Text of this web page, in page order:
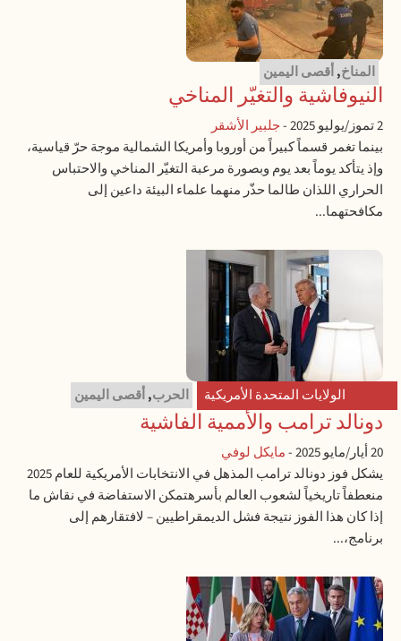
المناخ,أقصى اليمين
النيوفاشية والتغيّر المناخي
2 تموز/يوليو 2025 -جلبير الأشقر
بينما تغمر قسماً كبيراً من أوروبا وأمريكا الشمالية موجة حرّ قياسية،
وإذ يتأكد يوماً بعد يوم وبصورة مرعبة التغيّر المناخي والاحتباس
الحراري اللذان طالما حذّر منهما علماء البيئة داعين إلى
مكافحتهما...
الولايات المتحدة الأمريكية الحرب,أقصى اليمين
دونالد ترامب والأممية الفاشية
20 أيار/مايو 2025 -مايكل لوفي
يشكل فوز دونالد ترامب المذهل في الانتخابات الأمريكية للعام 2025
منعطفاً تاريخياً لشعوب العالم بأسرهتمكن الاستفاضة في نقاش ما
إذا كان هذا الفوز نتيجة فشل الديمقراطيين – لافتقارهم إلى
برنامج،...